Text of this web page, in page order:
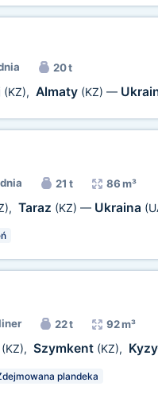
20 t
(KZ), Almaty (KZ) —
21 t 86 m³
, Taraz (KZ) — Ukraina
22 t 92 m³
(KZ), Szymkent (KZ),
plandeka